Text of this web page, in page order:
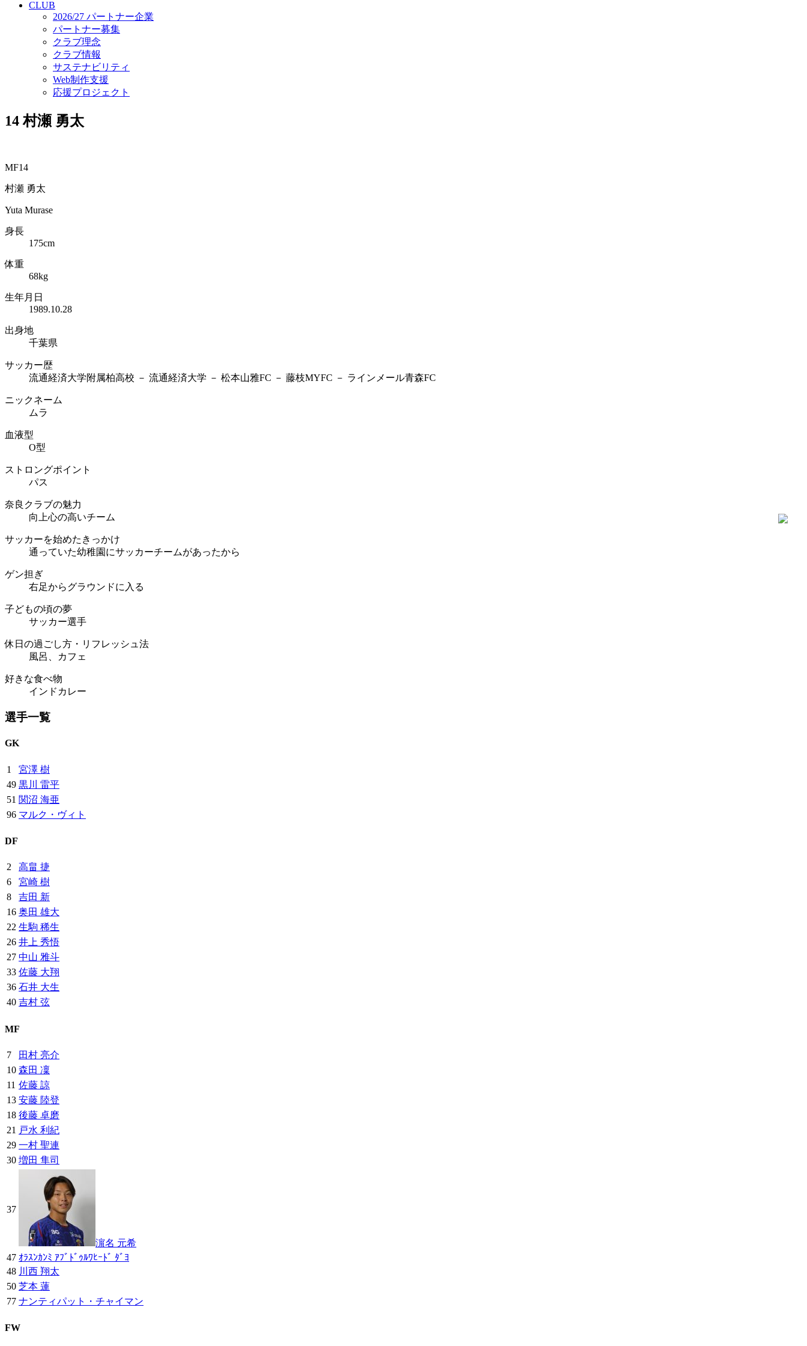
CLUB
2026/27 パートナー企業
パートナー募集
クラブ理念
クラブ情報
サステナビリティ
Web制作支援
応援プロジェクト
14村瀬 勇太
MF14
村瀬 勇太
Yuta Murase
身長
175cm
体重
68kg
生年月日
1989.10.28
出身地
千葉県
サッカー歴
流通経済大学附属柏高校 － 流通経済大学 － 松本山雅FC － 藤枝MYFC － ラインメール青森FC
ニックネーム
ムラ
血液型
O型
ストロングポイント
パス
奈良クラブの魅力
向上心の高いチーム
サッカーを始めたきっかけ
通っていた幼稚園にサッカーチームがあったから
ゲン担ぎ
右足からグラウンドに入る
子どもの頃の夢
サッカー選手
休日の過ごし方・リフレッシュ法
風呂、カフェ
好きな食べ物
インドカレー
選手一覧
GK
1
宮澤 樹
49 黒川 雷平
51 関沼 海亜
96 マルク・ヴィト
DF
2
高畠 捷
6
宮崎 樹
8
吉田 新
16 奥田 雄大
22 生駒 稀生
26 井上 秀悟
27 中山 雅斗
33 佐藤 大翔
36 石井 大生
40 吉村 弦
MF
7
田村 亮介
10 森田 凜
11 佐藤 諒
13 安藤 陸登
18 後藤 卓磨
21 戸水 利紀
29 一村 聖連
30 増田 隼司
37
濵名 元希
47 ｵﾗｽﾝｶﾝﾐ ｱﾌﾞﾄﾞｩﾙﾜﾋｰﾄﾞ ﾀﾞﾖ
48 川西 翔太
50 芝本 蓮
77 ナンティパット・チャイマン
FW